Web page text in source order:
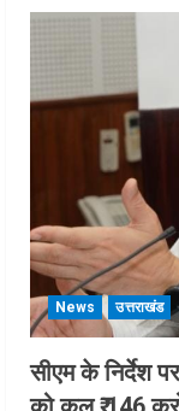
News उत्तराखंड
सीएम के निर्देश